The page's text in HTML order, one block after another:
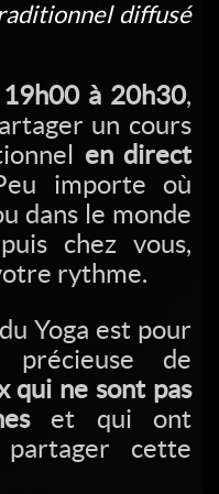
diffusé
à 20h30,
un cours
en direct
importe où
dans le monde
chez vous,
rythme.
Yoga est pour
de
qui ne sont pas
et qui ont
cette